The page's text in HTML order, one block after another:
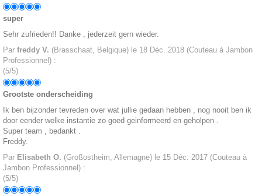
super
Sehr zufrieden!! Danke , jederzeit gern wieder.
Par freddy V. (Brasschaat, Belgique) le 18 Déc. 2018 (Couteau à Jambon
Professionnel ) :
(5/5)
Grootste onderscheiding
Ik ben bijzonder tevreden over wat jullie gedaan hebben , nog nooit ben ik
door eender welke instantie zo goed geinformeerd en geholpen .
Super team , bedankt .
Freddy.
Par Elisabeth O. (Großostheim, Allemagne) le 15 Déc. 2017 (Couteau à
Jambon Professionnel ) :
(5/5)